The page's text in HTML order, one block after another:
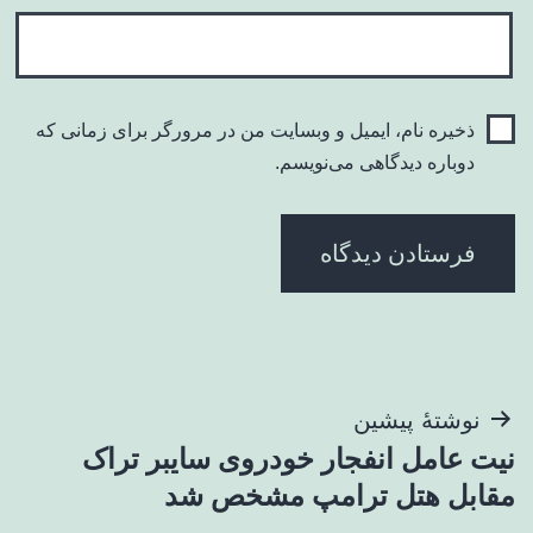
ذخیره نام، ایمیل و وبسایت من در مرورگر برای زمانی که
دوباره دیدگاهی می‌نویسم.
راهبری
نوشته
نوشتهٔ پیشین
نیت عامل انفجار خودروی سایبر تراک
مقابل هتل ترامپ مشخص شد